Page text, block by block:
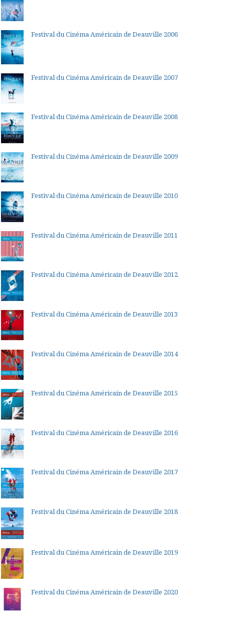
Festival du Cinéma Américain de Deauville 2006
Festival du Cinéma Américain de Deauville 2007
Festival du Cinéma Américain de Deauville 2008
Festival du Cinéma Américain de Deauville 2009
Festival du Cinéma Américain de Deauville 2010
Festival du Cinéma Américain de Deauville 2011
Festival du Cinéma Américain de Deauville 2012
Festival du Cinéma Américain de Deauville 2013
Festival du Cinéma Américain de Deauville 2014
Festival du Cinéma Américain de Deauville 2015
Festival du Cinéma Américain de Deauville 2016
Festival du Cinéma Américain de Deauville 2017
Festival du Cinéma Américain de Deauville 2018
Festival du Cinéma Américain de Deauville 2019
Festival du Cinéma Américain de Deauville 2020